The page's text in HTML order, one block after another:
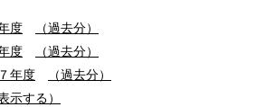
度
（過去分）
度
（過去分）
年度
（過去分）
示する）